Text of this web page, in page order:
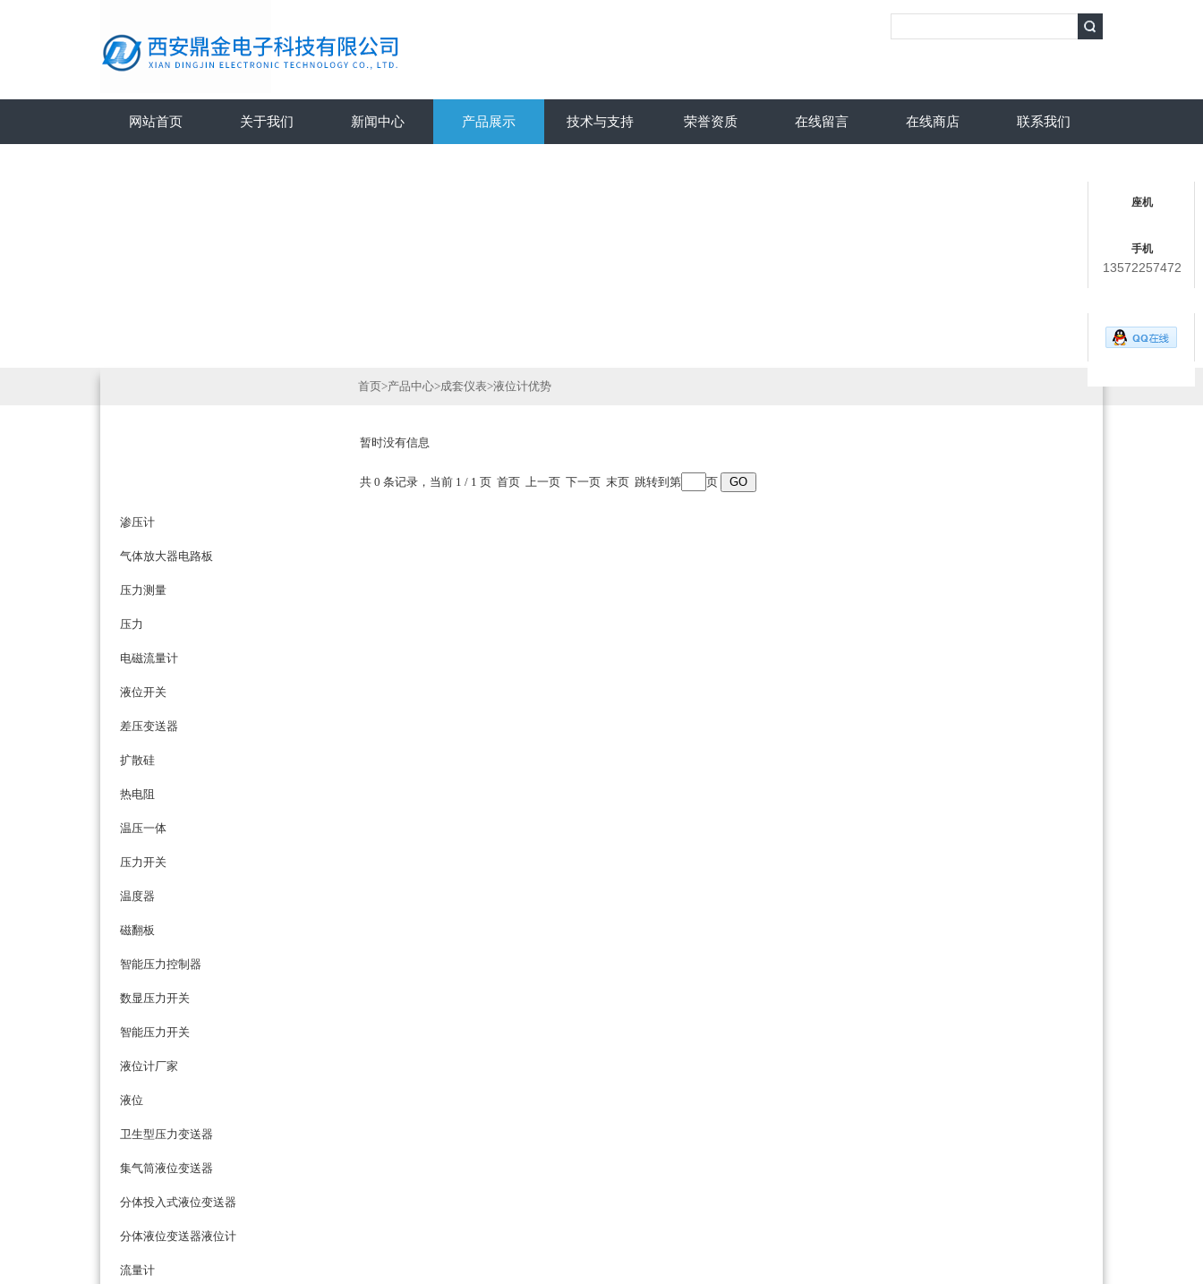
网站首页 关于我们 新闻中心 产品展示 技术与支持 荣誉资质 在线留言 在线商店 联系我们
渗压计
气体放大器电路板
压力测量
压力
电磁流量计
液位开关
差压变送器
扩散硅
热电阻
温压一体
压力开关
温度器
磁翻板
智能压力控制器
数显压力开关
智能压力开关
液位计厂家
液位
卫生型压力变送器
集气筒液位变送器
分体投入式液位变送器
分体液位变送器液位计
流量计
首页>产品中心>成套仪表>液位计优势
暂时没有信息
共 0 条记录，当前 1 / 1 页 首页 上一页 下一页 末页 跳转到第 页
座机
手机
13572257472